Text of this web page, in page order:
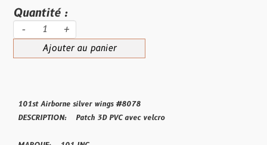
Quantité :
- +
Ajouter au panier
101st Airborne silver wings #8078
DESCRIPTION: Patch 3D PVC avec velcro